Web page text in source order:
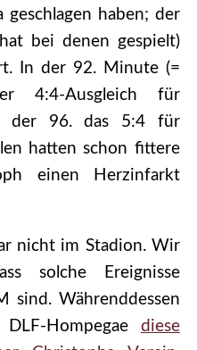
geschlagen haben; der
bei denen gespielt)
In der 92. Minute (=
4:4-Ausgleich für
der 96. das 5:4 für
hatten schon fittere
einen Herzinfarkt
nicht im Stadion. Wir
solche Ereignisse
sind. Währenddessen
Hompegae diese